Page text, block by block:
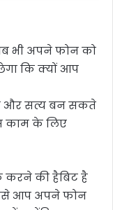
भी अपने फोन को
कि क्यों आप
और सत्य बन सकते
काम के लिए
करने की हैबिट है
आप अपने फोन